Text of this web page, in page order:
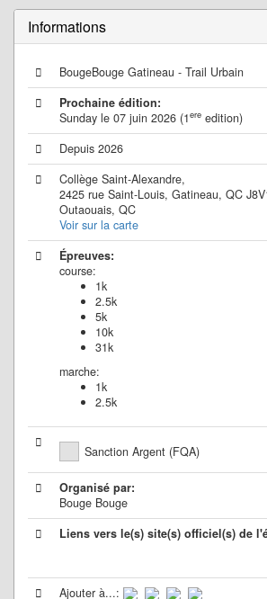
Informations
BougeBouge Gatineau - Trail Urbain
Prochaine édition:
Sunday le 07 juin 2026 (1ere edition)
Depuis 2026
Collège Saint-Alexandre,
2425 rue Saint-Louis, Gatineau, QC
Outaouais, QC
Voir sur la carte
Épreuves:
course:
1k
2.5k
5k
10k
31k
marche:
1k
2.5k
Sanction Argent (FQA)
Organisé par:
Bouge Bouge
Liens vers le(s) site(s) officiel(s) de
Ajouter à...: